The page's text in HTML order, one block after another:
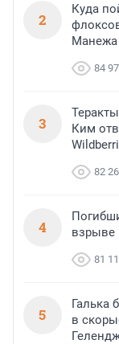
2
Куда
Манежа
84
3
Ким
82
4
взрыве
81
5
Галька
в